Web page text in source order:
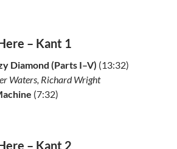
– Kant 1
Diamond (Parts I–V) (13:32)
Waters, Richard Wright
(7:32)
– Kant 2